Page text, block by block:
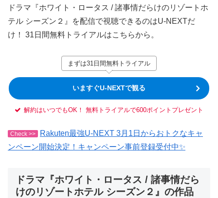
ドラマ『ホワイト・ロータス / 諸事情だらけのリゾートホ
テル シーズン２』を配信で視聴できるのはU-NEXTだ
け！ 31日間無料トライアルはこちらから。
まずは31日間無料トライアル
いますぐU-NEXTで観る
解約はいつでもOK！ 無料トライアルで600ポイントプレゼント
Check >>
Rakuten最強U-NEXT 3月1日からおトクなキャ
ンペーン開始決定！キャンペーン事前登録受付中✨
ドラマ『ホワイト・ロータス / 諸事情だら
けのリゾートホテル シーズン２』の作品